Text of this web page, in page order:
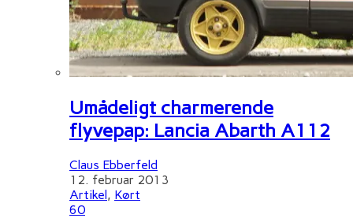
Umådeligt charmerende
flyvepap: Lancia Abarth A112
Claus Ebberfeld
12. februar 2013
Artikel, Kørt
60